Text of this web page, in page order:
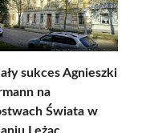
sukces Agnieszki
na
Świata w